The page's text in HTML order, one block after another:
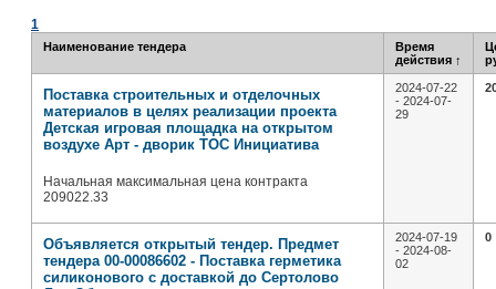
1
Наименование тендера
Время
действия ↑
Поставка строительных и отделочных
материалов в целях реализации проекта
Детская игровая площадка на открытом
воздухе Арт - дворик ТОС Инициатива
Начальная максимальная цена контракта
209022.33
2024-07-22
- 2024-07-
29
Объявляется открытый тендер. Предмет
тендера 00-00086602 - Поставка герметика
силиконового с доставкой до Сертолово
2024-07-19
- 2024-08-
02
0